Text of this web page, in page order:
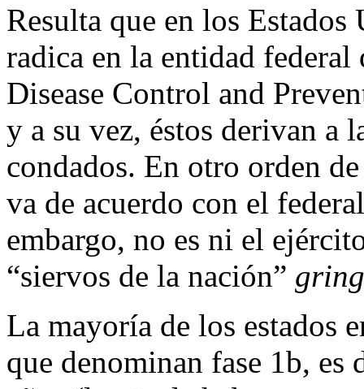
Resulta que en los
radica en la entidad
Disease Control and
y a su vez, éstos derivan a
condados. En otro orden
va de acuerdo con el
embargo, no es ni el
“siervos de la nación”
La mayoría de los estados
que denominan fase 1b, es